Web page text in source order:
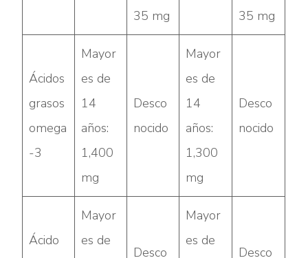
35 mg
35 mg
Ácidos
grasos
omega
-3
Mayor
es de
14
años:
1,400
mg
Desco
nocido
Mayor
es de
14
años:
1,300
mg
Desco
nocido
Ácido
Mayor
es de
Desco
Mayor
es de
Desco